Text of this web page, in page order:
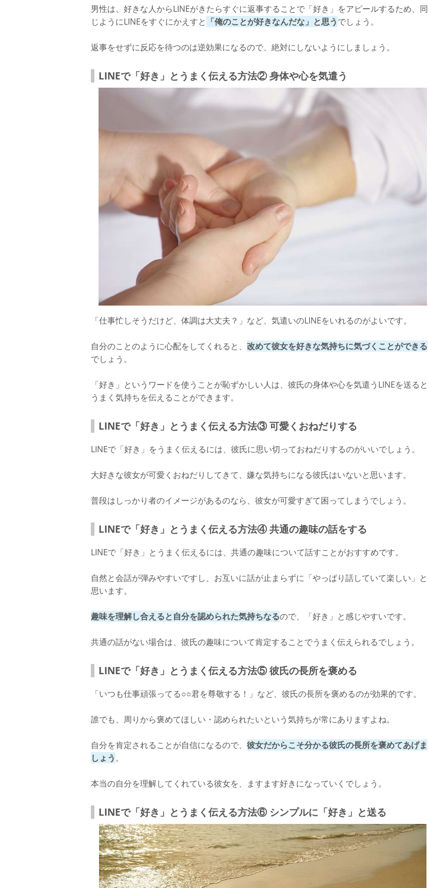
男性は、好きな人からLINEがきたらすぐに返事することで「好き」をアピールするため、同
じようにLINEをすぐにかえすと 「俺のことが好きなんだな」と思うでしょう。
返事をせずに反応を待つのは逆効果になるので、絶対にしないようにしましょう。
LINEで「好き」とうまく伝える方法② 身体や心を気遣う
「仕事忙しそうだけど、体調は大丈夫？」など、気遣いのLINEをいれるのがよいです。
自分のことのように心配をしてくれると、 改めて彼女を好きな気持ちに気づくことができる
でしょう。
「好き」というワードを使うことが恥ずかしい人は、彼氏の身体や心を気遣うLINEを送ると
うまく気持ちを伝えることができます。
LINEで「好き」とうまく伝える方法③ 可愛くおねだりする
LINEで「好き」をうまく伝えるには、彼氏に思い切っておねだりするのがいいでしょう。
大好きな彼女が可愛くおねだりしてきて、嫌な気持ちになる彼氏はいないと思います。
普段はしっかり者のイメージがあるのなら、彼女が可愛すぎて困ってしまうでしょう。
LINEで「好き」とうまく伝える方法④ 共通の趣味の話をする
LINEで「好き」とうまく伝えるには、共通の趣味について話すことがおすすめです。
自然と会話が弾みやすいですし、お互いに話が止まらずに「やっぱり話していて楽しい」と
思います。
趣味を理解し合えると自分を認められた気持ちなるので、「好き」と感じやすいです。
共通の話がない場合は、彼氏の趣味について肯定することでうまく伝えられるでしょう。
LINEで「好き」とうまく伝える方法⑤ 彼氏の長所を褒める
「いつも仕事頑張ってる○○君を尊敬する！」など、彼氏の長所を褒めるのが効果的です。
誰でも、周りから褒めてほしい・認められたいという気持ちが常にありますよね。
自分を肯定されることが自信になるので、 彼女だからこそ分かる彼氏の長所を褒めてあげま
しょう。
本当の自分を理解してくれている彼女を、ますます好きになっていくでしょう。
LINEで「好き」とうまく伝える方法⑥ シンプルに「好き」と送る